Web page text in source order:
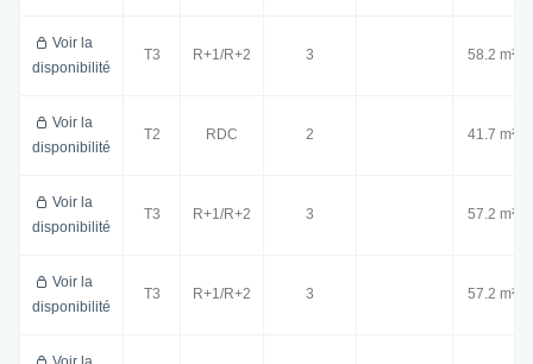
Voir la
disponibilité
T3 R+1/R+2 3 58.2 m²
Voir la
disponibilité
T2 RDC 2 41.7 m²
Voir la
disponibilité
T3 R+1/R+2 3 57.2 m²
Voir la
disponibilité
T3 R+1/R+2 3 57.2 m²